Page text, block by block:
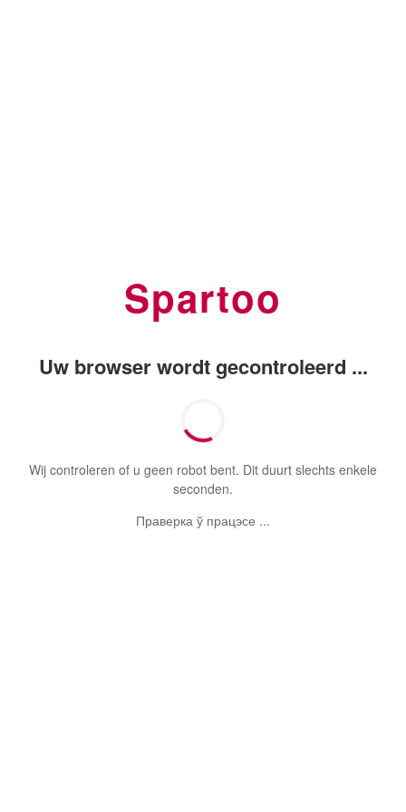
Spartoo
Uw browser wordt gecontroleerd ...
Wij controleren of u geen robot bent. Dit duurt slechts enkele
seconden.
Праверка ў працэсе ...